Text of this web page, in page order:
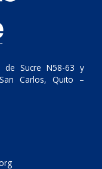
de Sucre N58-63 y
Carlos, Quito –